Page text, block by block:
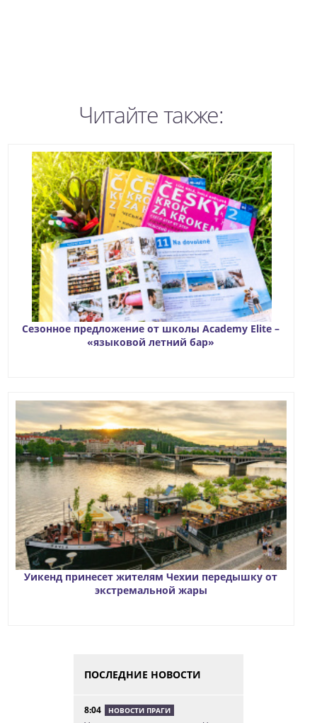
Читайте также:
Сезонное предложение от школы Academy Elite –
«языковой летний бар»
Уикенд принесет жителям Чехии передышку от
экстремальной жары
ПОСЛЕДНИЕ НОВОСТИ
8:04 НОВОСТИ ПРАГИ